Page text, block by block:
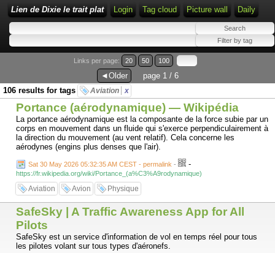
Lien de Dixie le trait plat Login Tag cloud Picture wall Daily
Links per page: 20 50 100
◄Older
page 1 / 6
106 results for tags
Aviation x
Portance (aérodynamique) — Wikipédia
La portance aérodynamique est la composante de la force subie par un
corps en mouvement dans un fluide qui s'exerce perpendiculairement à
la direction du mouvement (au vent relatif). Cela concerne les
aérodynes (engins plus denses que l'air).
Sat 30 May 2026 05:32:35 AM CEST - permalink - -
https://fr.wikipedia.org/wiki/Portance_(a%C3%A9rodynamique)
Aviation Avion Physique
SafeSky | A Traffic Awareness App for All
Pilots
SafeSky est un service d'information de vol en temps réel pour tous
les pilotes volant sur tous types d'aéronefs.